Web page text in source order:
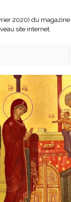
2020) du magazine
site internet.